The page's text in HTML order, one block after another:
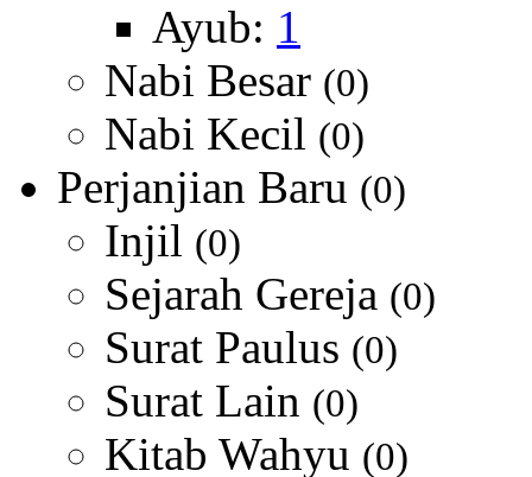
Ayub: 1
Nabi Besar (0)
Nabi Kecil (0)
Perjanjian Baru (0)
Injil (0)
Sejarah Gereja (0)
Surat Paulus (0)
Surat Lain (0)
Kitab Wahyu (0)